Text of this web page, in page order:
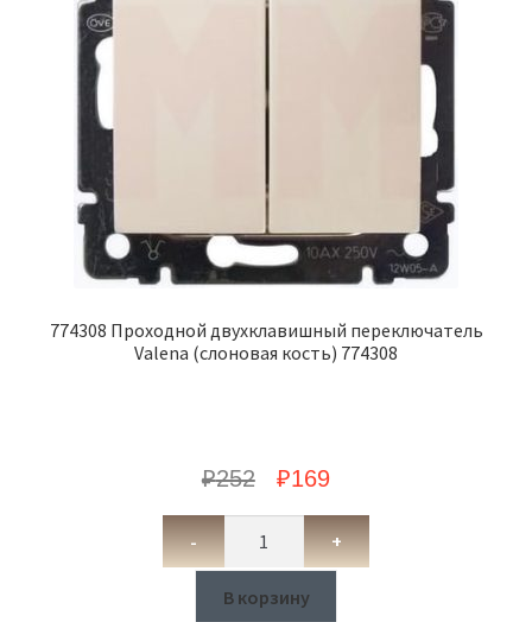
774308 Проходной двухклавишный переключатель
Valena (слоновая кость) 774308
₽252 ₽169
- +
В корзину